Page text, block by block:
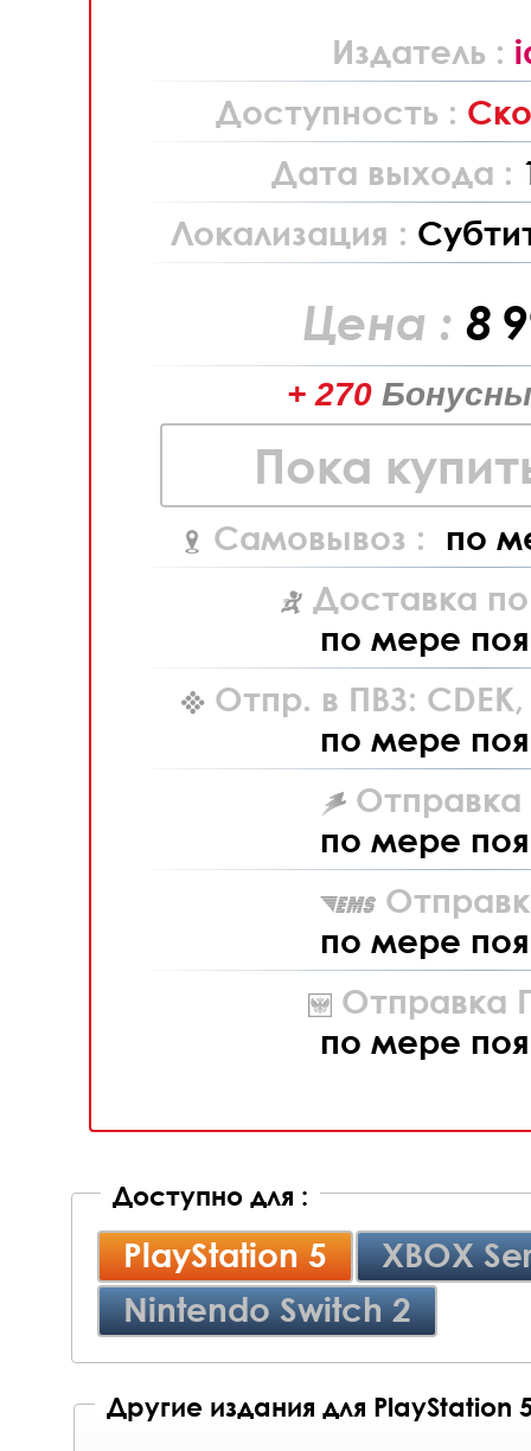
Издатель :
Доступность :
Дата выхода :
Локализация :
Цена : 8
+ 270
Пока
Самовывоз : по
Доставка
по мере
Отпр. в ПВЗ: CDEK,
по мере
Отправка
по мере
по мере
Отправка
по мере
Доступно для :
PlayStation 5
XBOX
Nintendo Switch 2
Другие издания для PlayStation